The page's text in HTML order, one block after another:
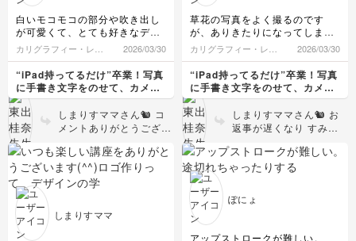
してぐっと魅力が増して
いて、私もとてもうれし
かったです！ 文字のレ
イアウトも、少し変える
だけで印象が大きく変わ
るので、ぜひその日の写
真に合わせていろいろ試
してみてくださいね👍🏻
白いモコモコの部分や吹き出し
が可愛くて、とても好きなデザ
インでした(^^)
カリグラフィー・レタ
リング
2026/03/30
“iPad持ってるだけ”卒業！写真
に手書き文字をのせて、カメラ
ロールが「アルバム」に変わる
デジタル文字講座しまりすママさん🐿️ コ
メントありがとうござい
れたパスタのお写真にア
レンジしてくださったん
ですね🍝 とってもステ
よく、ひとこと添えるだ
草花の写真をよく撮るのです
が、ありきたりになってしまう
のが悩みでした。
文字が入ると一気に個性がで
て、作品としての完成度も上が
って感激しました！
カリグラフィー・レタ
リング
2026/03/30
“iPad持ってるだけ”卒業！写真
に手書き文字をのせて、カメラ
ロールが「アルバム」に変わる
デジタル文字講座しまりすママさん🐿️ お
返事が遅くなり すみま
とうございます😊 草花
のお写真を撮られている
ゲンビリアですね！
「ありきたりになってし
てもよく分かります。
しまりすママ
ぽにょ
アップストロークが難しい。